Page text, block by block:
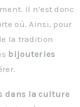
Il n’est donc
où. Ainsi, pour
la tradition
bijouteries
dans la culture